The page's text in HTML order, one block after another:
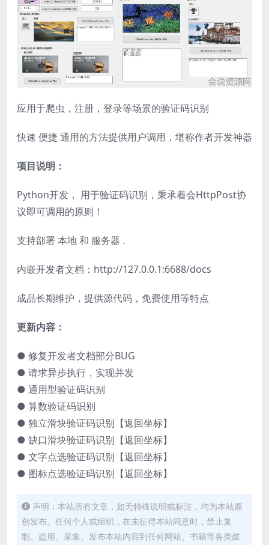
应用于爬虫，注册，登录等场景的验证码识别
快速 便捷 通用的方法提供用户调用，堪称作者开发神器
项目说明：
Python开发， 用于验证码识别，秉承着会HttpPost协
议即可调用的原则！
支持部署 本地 和 服务器 .
内嵌开发者文档：http://127.0.0.1:6688/docs
成品长期维护，提供源代码，免费使用等特点
更新内容：
● 修复开发者文档部分BUG
● 请求异步执行，实现并发
● 通用型验证码识别
● 算数验证码识别
● 独立滑块验证码识别【返回坐标】
● 缺口滑块验证码识别【返回坐标】
● 文字点选验证码识别【返回坐标】
● 图标点选验证码识别【返回坐标】
声明：本站所有文章，如无特殊说明或标注，均为本站原
创发布。任何个人或组织，在未征得本站同意时，禁止复
制、盗用、采集、发布本站内容到任何网站、书籍等各类媒